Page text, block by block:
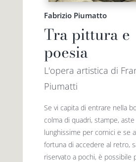
Fabrizio Piumatto
Tra pittura e
poesia
L'opera artistica di
Piumatti
Se vi capita di entrare nella
colma di quadri, stampe, aste
lunghissime per cornici e se
fortuna di accedere al retro,
riservato a pochi, è possibile